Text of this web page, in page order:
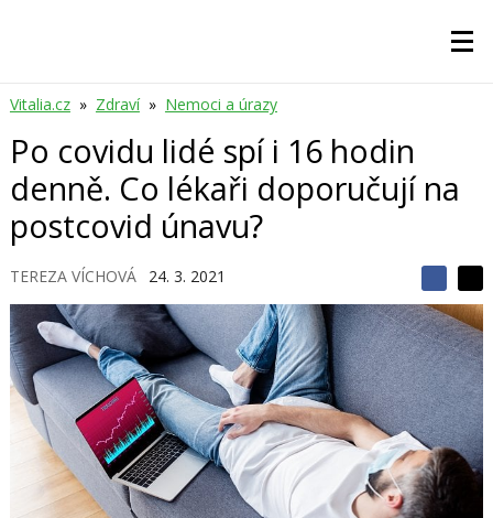
Vitalia.cz » Zdraví » Nemoci a úrazy
Po covidu lidé spí i 16 hodin
denně. Co lékaři doporučují na
postcovid únavu?
TEREZA VÍCHOVÁ 24. 3. 2021
S
d
í
l
e
t
S
d
í
l
e
j
t
e
n
a
F
a
c
e
d
í
l
e
j
t
e
n
a
s